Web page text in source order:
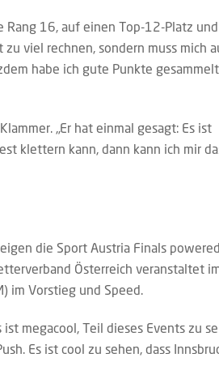
Rang 16, auf einen Top-12-Platz und
viel rechnen, sondern muss mich
habe ich gute Punkte
„Er hat einmal gesagt: Es ist
klettern kann, dann kann ich mir
die Sport Austria Finals
Österreich veranstaltet
im Vorstieg und Speed.
megacool, Teil dieses Events zu
Es ist cool zu sehen, dass